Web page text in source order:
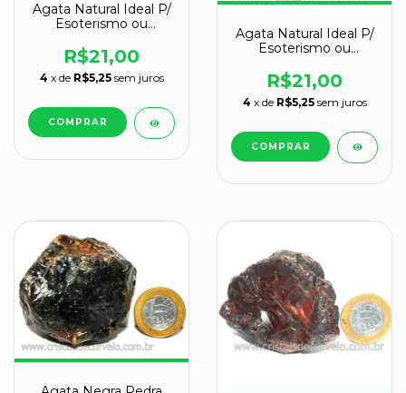
Agata Natural Ideal P/
Esoterismo ou
R$21,00
4 x de R$5,25 sem juros
Agata Natural Ideal P/
Esoterismo ou
R$21,00
4 x de R$5,25 sem juros